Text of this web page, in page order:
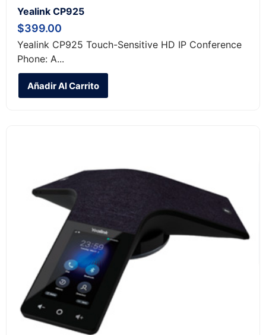
Yealink CP925
$399.00
Yealink CP925 Touch-Sensitive HD IP Conference
Phone: A...
Añadir Al Carrito